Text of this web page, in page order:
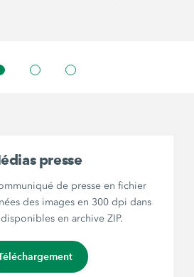
presse
de presse en fichier
des images en 300 dpi dans
en archive ZIP.